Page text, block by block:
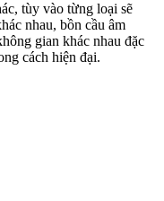
tùy vào từng loại sẽ
nhau, bồn cầu âm
gian khác nhau đặc
cách hiện đại.